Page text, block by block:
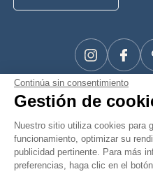
Continúa sin consentimiento
Gestión de
Nuestro sitio utiliza cookies para
funcionamiento, optimizar su
publicidad pertinente. Para más
preferencias, haga clic en el
Instagram